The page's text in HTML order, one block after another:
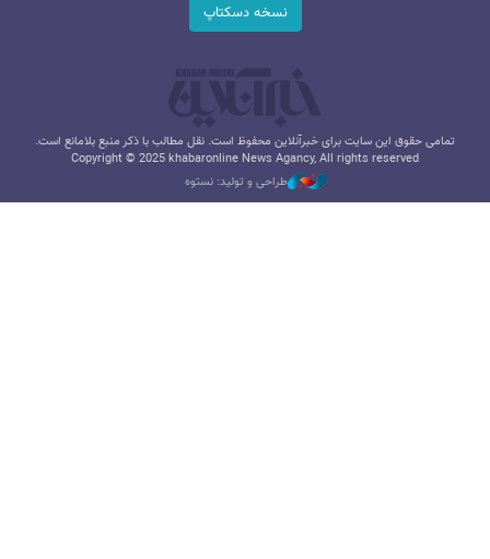
نسخه دسکتاپ
تمامی حقوق این سایت برای خبرآنلاین محفوظ است. نقل مطالب با ذکر منبع بلامانع است.
Copyright © 2025 khabaronline News Agancy, All rights reserved
طراحی و تولید: نستوه